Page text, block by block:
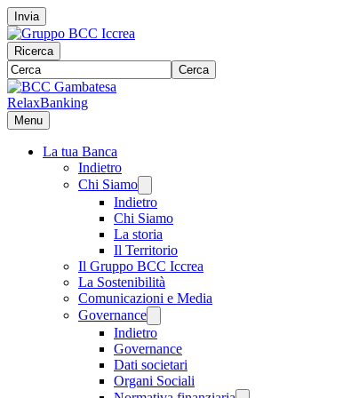
Invia
Ricerca
Cerca
RelaxBanking
Menu
La tua Banca
Indietro
Chi Siamo
Indietro
Chi Siamo
La storia
Il Territorio
Il Gruppo BCC Iccrea
La Sostenibilità
Comunicazioni e Media
Governance
Indietro
Governance
Dati societari
Organi Sociali